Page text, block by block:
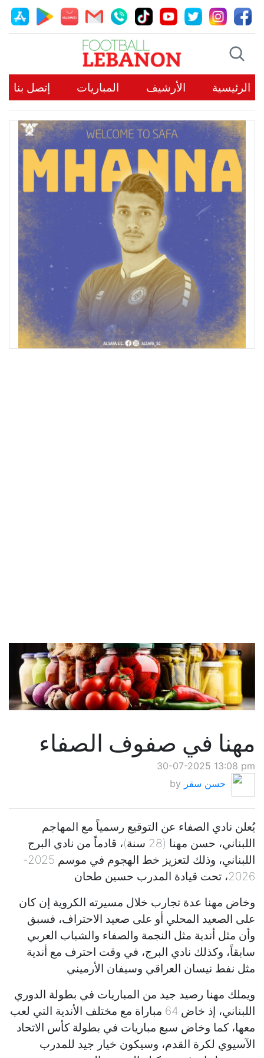
الرئيسية الأرشيف المباريات إتصل بنا
مهنا في صفوف الصفاء
30-07-2025 13:08 pm
by حسن سقر
يُعلن نادي الصفاء عن التوقيع رسمياً مع المهاجم
اللبناني، حسن مهنا (28 سنة)، قادماً من نادي البرج
اللبناني، وذلك لتعزيز خط الهجوم في موسم 2025-
2026، تحت قيادة المدرب حسين طحان.
وخاض مهنا عدة تجارب خلال مسيرته الكروية إن كان
على الصعيد المحلي أو على صعيد الاحتراف، فسبق
وأن مثل أندية مثل النجمة والصفاء والشباب العربي
سابقاً، وكذلك نادي البرج، في وقت احترف مع أندية
مثل نفط نيسان العراقي وسيفان الأرميني.
ويملك مهنا رصيد جيد من المباريات في بطولة الدوري
اللبناني، إذ خاض 64 مباراة مع مختلف الأندية التي لعب
معها، كما وخاض سبع مباريات في بطولة كأس الاتحاد
الآسيوي لكرة القدم، وسيكون خيار جيد للمدرب